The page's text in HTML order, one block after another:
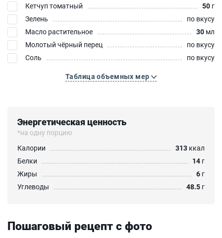
Кетчуп томатный
50 г
Зелень
по вкусу
Масло растительное
30 мл
Молотый чёрный перец
по вкусу
Соль
по вкусу
Таблица объемных мер
Энергетическая ценность
*на одну порцию
Калории
313 ккал
Белки
14 г
Жиры
6 г
Углеводы
48.5 г
Пошаговый рецепт с фото